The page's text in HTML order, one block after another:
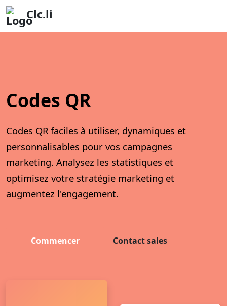
Clc.li
Codes QR
Codes QR faciles à utiliser, dynamiques et
personnalisables pour vos campagnes
marketing. Analysez les statistiques et
optimisez votre stratégie marketing et
augmentez l'engagement.
Commencer Contact sales